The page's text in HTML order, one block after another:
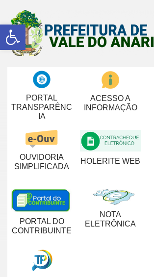
Abrir a barra de ferramentas
PORTAL
TRANSPARÊNC
IA
ACESSO A
INFORMAÇÃO
OUVIDORIA
SIMPLIFICADA
HOLERITE WEB
PORTAL DO
CONTRIBUINTE
NOTA
ELETRÔNICA